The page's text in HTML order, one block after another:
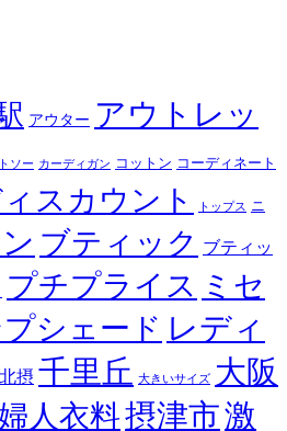
アウター アウトレッ
ソー カーディガン コットン コーディネート
スカウント トップス ニ
ブティック ブティッ
プチプライス ミセ
シェード レディ
北摂 千里丘 大きいサイズ 大阪
婦人衣料摂津市激